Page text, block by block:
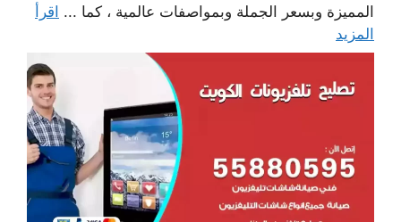
المميزة وبسعر الجملة وبمواصفات عالمية ، كما ... اقرأ
المزيد